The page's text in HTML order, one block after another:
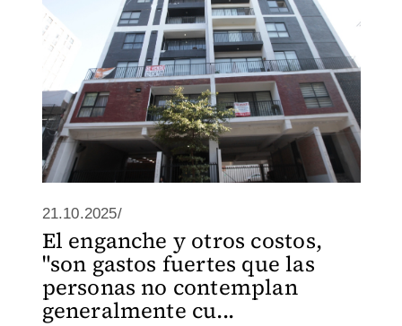
21.10.2025/
El enganche y otros costos,
"son gastos fuertes que las
personas no contemplan
generalmente cu...